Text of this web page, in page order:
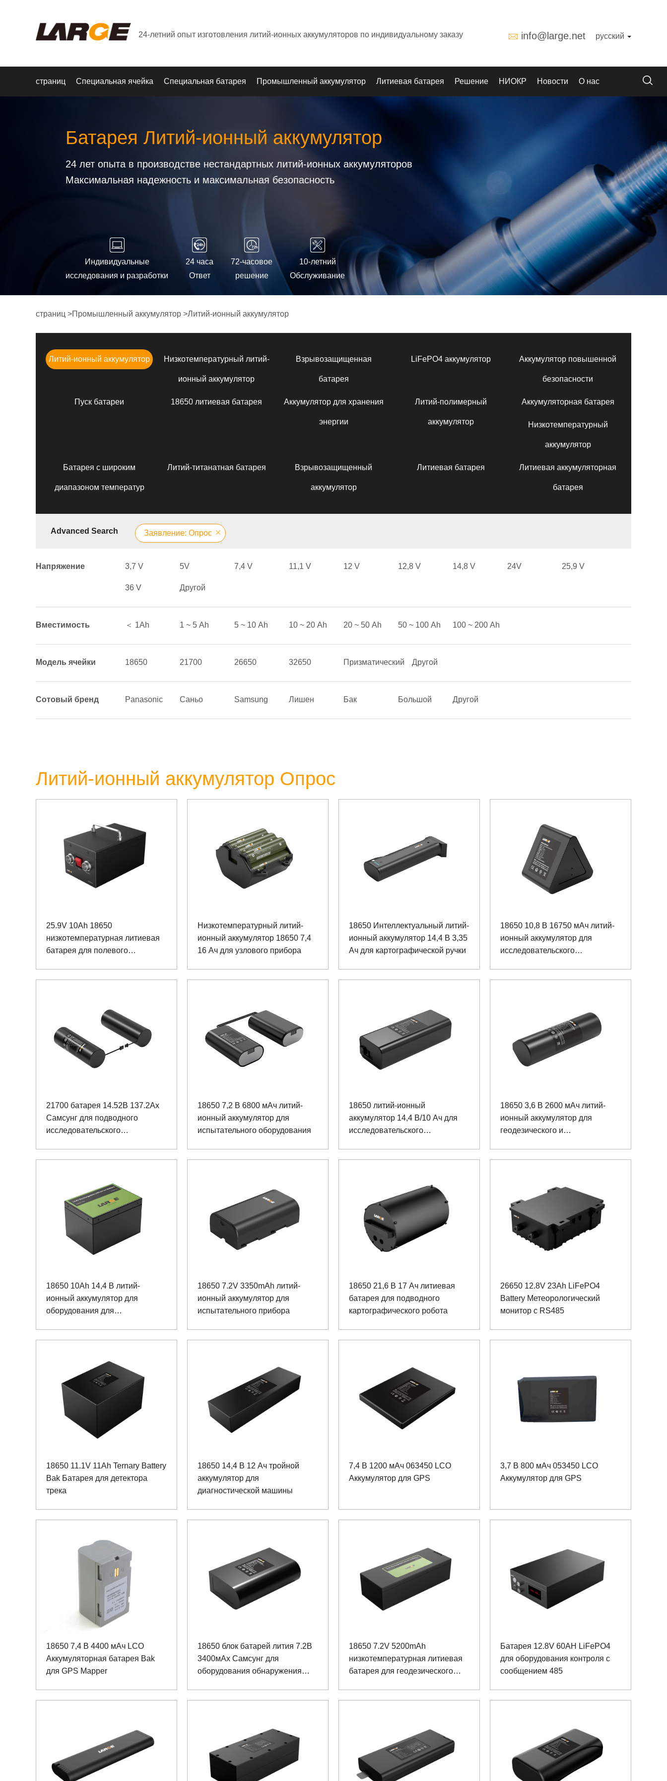
24-летний опыт изготовления литий-ионных аккумуляторов по индивидуальному заказу info@large.net русский
страниц Специальная ячейка Специальная батарея Промышленный аккумулятор Литиевая батарея Решение НИОКР Новости О нас
Батарея Литий-ионный аккумулятор
24 лет опыта в производстве нестандартных литий-ионных аккумуляторов
Максимальная надежность и максимальная безопасность
Индивидуальные
исследования и разработки
24 часа
Ответ
72-часовое
решение
10-летний
Обслуживание
страниц >Промышленный аккумулятор >Литий-ионный аккумулятор
Литий-ионный аккумулятор Низкотемпературный литий-
ионный аккумулятор
Взрывозащищенная
батарея
LiFePO4 аккумулятор Аккумулятор повышенной
безопасности
Пуск батареи 18650 литиевая батарея Аккумулятор для хранения
энергии
Литий-полимерный
аккумулятор
Аккумуляторная батарея
Низкотемпературный
аккумулятор
Батарея с широким
диапазоном температур
Литий-титанатная батарея Взрывозащищенный
аккумулятор
Литиевая батарея Литиевая аккумуляторная
батарея
Advanced Search Заявление: Опрос
Напряжение 3,7 V 5V 7,4 V 11,1 V 12 V 12,8 V 14,8 V 24V 25,9 V
36 V Другой
Вместимость ＜ 1Аh 1 ~ 5 Аh 5 ~ 10 Аh 10 ~ 20 Аh 20 ~ 50 Аh 50 ~ 100 Аh 100 ~ 200 Аh
Модель ячейки 18650 21700 26650 32650 Призматический Другой
Сотовый бренд Panasonic Саньо Samsung Лишен Бак Большой Другой
Литий-ионный аккумулятор Опрос
25.9V 10Ah 18650
низкотемпературная литиевая
батарея для полевого
Низкотемпературный литий-
ионный аккумулятор 18650 7,4
16 Ач для узлового прибора
18650 Интеллектуальный литий-
ионный аккумулятор 14,4 В 3,35
Ач для картографической ручки
18650 10,8 В 16750 мАч литий-
ионный аккумулятор для
исследовательского
21700 батарея 14.52В 137.2Ах
Самсунг для подводного
исследовательского
18650 7,2 В 6800 мАч литий-
ионный аккумулятор для
испытательного оборудования
18650 литий-ионный
аккумулятор 14,4 В/10 Ач для
исследовательского
18650 3,6 В 2600 мАч литий-
ионный аккумулятор для
геодезического и
18650 10Ah 14,4 В литий-
ионный аккумулятор для
оборудования для
18650 7.2V 3350mAh литий-
ионный аккумулятор для
испытательного прибора
18650 21,6 В 17 Ач литиевая
батарея для подводного
картографического робота
26650 12.8V 23Ah LiFePO4
Battery Метеорологический
монитор с RS485
18650 11.1V 11Ah Ternary Battery
Bak Батарея для детектора
трека
18650 14,4 В 12 Ач тройной
аккумулятор для
диагностической машины
7,4 В 1200 мАч 063450 LCO
Аккумулятор для GPS
3,7 В 800 мАч 053450 LCO
Аккумулятор для GPS
18650 7,4 В 4400 мАч LCO
Аккумуляторная батарея Bak
для GPS Mapper
18650 блок батарей лития 7.2В
3400мАх Самсунг для
оборудования обнаружения
18650 7.2V 5200mAh
низкотемпературная литиевая
батарея для геодезического
Батарея 12.8V 60AH LiFePO4
для оборудования контроля с
сообщением 485